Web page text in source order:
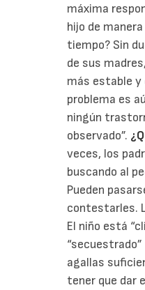
máxima
hijo de
tiempo? Sin
de sus
más estable y
problema es
ningún
observado”.
veces, los
buscando al
Pueden
contestarles.
El niño está
agallas
tener que dar